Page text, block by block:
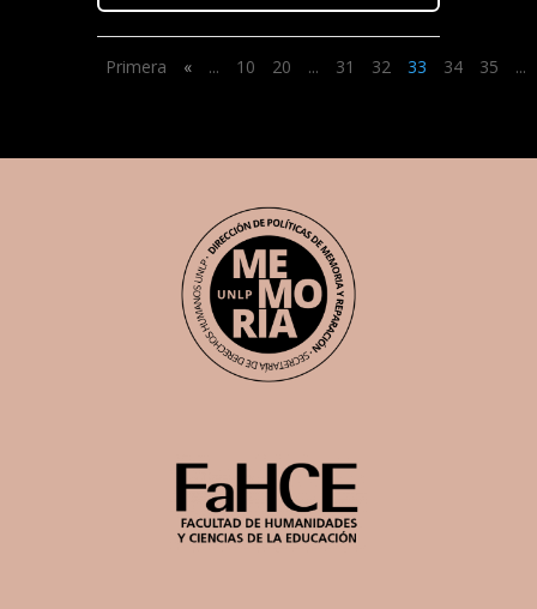
Primera « ... 10 20 ... 31 32 33 34 35 ...